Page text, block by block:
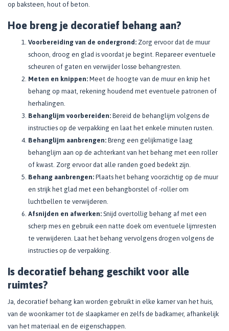
op baksteen, hout of beton.
Hoe breng je decoratief behang aan?
Voorbereiding van de ondergrond: Zorg ervoor dat de muur
schoon, droog en glad is voordat je begint. Repareer eventuele
scheuren of gaten en verwijder losse behangresten.
Meten en knippen: Meet de hoogte van de muur en knip het
behang op maat, rekening houdend met eventuele patronen of
herhalingen.
Behanglijm voorbereiden: Bereid de behanglijm volgens de
instructies op de verpakking en laat het enkele minuten rusten.
Behanglijm aanbrengen: Breng een gelijkmatige laag
behanglijm aan op de achterkant van het behang met een roller
of kwast. Zorg ervoor dat alle randen goed bedekt zijn.
Behang aanbrengen: Plaats het behang voorzichtig op de muur
en strijk het glad met een behangborstel of -roller om
luchtbellen te verwijderen.
Afsnijden en afwerken: Snijd overtollig behang af met een
scherp mes en gebruik een natte doek om eventuele lijmresten
te verwijderen. Laat het behang vervolgens drogen volgens de
instructies op de verpakking.
Is decoratief behang geschikt voor alle
ruimtes?
Ja, decoratief behang kan worden gebruikt in elke kamer van het huis,
van de woonkamer tot de slaapkamer en zelfs de badkamer, afhankelijk
van het materiaal en de eigenschappen.